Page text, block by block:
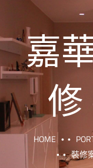
嘉
HOME
裝修